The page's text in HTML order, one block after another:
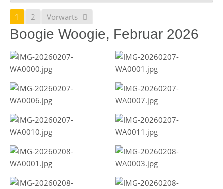
1 2 Vorwärts
Boogie Woogie, Februar 2026